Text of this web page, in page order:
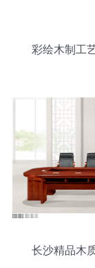
彩绘木制工
长沙精品木